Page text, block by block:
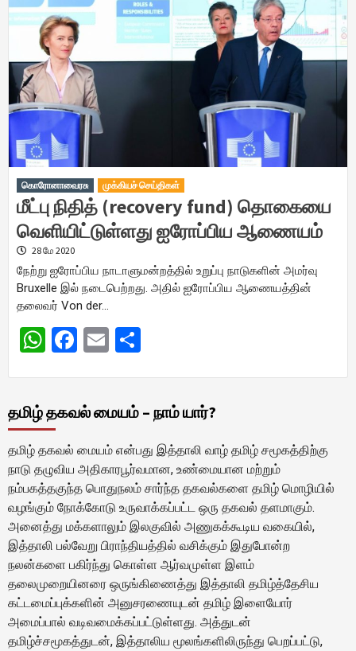
கொரோனாவைரசு முக்கியச் செய்திகள்
மீட்பு நிதித் (recovery fund) தொகையை
வெளியிட்டுள்ளது ஐரோப்பிய ஆணையம்
28 மே 2020
நேற்று ஐரோப்பிய நாடாளுமன்றத்தில் உறுப்பு நாடுகளின் அமர்வு
Bruxelle இல் நடைபெற்றது. அதில் ஐரோப்பிய ஆணையத்தின்
தலைவர் Von der…
WhatsApp
Facebook
Email
தமிழ் தகவல் மையம் – நாம் யார்?
தமிழ் தகவல் மையம் என்பது இத்தாலி வாழ் தமிழ் சமூகத்திற்கு
நாடு தழுவிய அதிகாரபூர்வமான, உண்மையான மற்றும்
நம்பகத்தகுந்த பொதுநலம் சார்ந்த தகவல்களை தமிழ் மொழியில்
வழங்கும் நோக்கோடு உருவாக்கப்பட்ட ஒரு தகவல் தளமாகும்.
அனைத்து மக்களாலும் இலகுவில் அணுகக்கூடிய வகையில்,
இத்தாலி பல்வேறு பிராந்தியத்தில் வசிக்கும் இதுபோன்ற
நலன்களை பகிர்ந்து கொள்ள ஆர்வமுள்ள இளம்
தலைமுறையினரை ஒருங்கிணைத்து இத்தாலி தமிழ்த்தேசிய
கட்டமைப்புக்களின் அனுசரணையுடன் தமிழ் இளையோர்
அமைப்பால் வடிவமைக்கப்பட்டுள்ளது. அத்துடன்
தமிழ்ச்சமூகத்துடன், இத்தாலிய மூலங்களிலிருந்து பெறப்பட்டு,